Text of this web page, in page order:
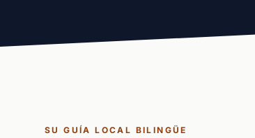
SU GUÍA LOCAL BILINGÜE